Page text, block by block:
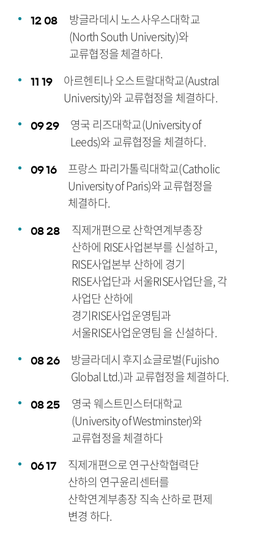
12 08
방글라데시 노스사우스대학교
(North South University)와
교류협정을 체결하다.
11 19
아르헨티나 오스트랄대학교(Austral
University)와 교류협정을 체결하다.
0929
영국 리즈대학교(University of
Leeds)와 교류협정을 체결하다.
0916
프랑스 파리가톨릭대학교(Catholic
University of Paris)와 교류협정을
체결하다.
08 28
직제개편으로 산학연계부총장
산하에 RISE사업본부를 신설하고,
RISE사업본부 산하에 경기
RISE사업단과 서울RISE사업단을, 각
사업단 산하에
경기RISE사업운영팀과
서울RISE사업운영팀 을 신설하다.
08 26
방글라데시 후지쇼글로벌(Fujisho
Global Ltd.)과 교류협정을 체결하다.
08 25
영국 웨스트민스터대학교
(University of Westminster)와
교류협정을 체결하다
0617
직제개편으로 연구산학협력단
산하의 연구윤리센터를
산학연계부총장 직속 산하로 편제
변경 하다.